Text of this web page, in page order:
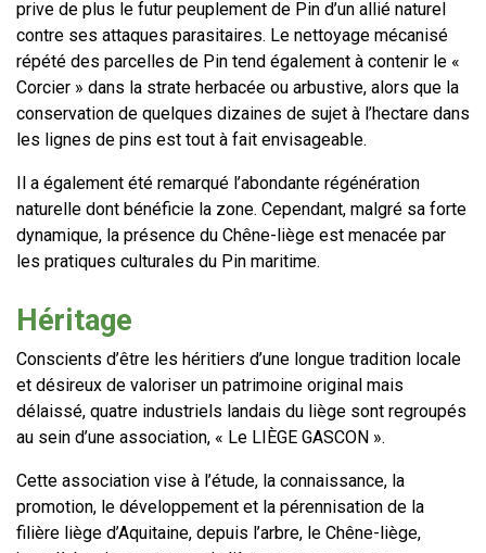
prive de plus le futur peuplement de Pin d’un allié naturel
contre ses attaques parasitaires. Le nettoyage mécanisé
répété des parcelles de Pin tend également à contenir le «
Corcier » dans la strate herbacée ou arbustive, alors que la
conservation de quelques dizaines de sujet à l’hectare dans
les lignes de pins est tout à fait envisageable.
Il a également été remarqué l’abondante régénération
naturelle dont bénéficie la zone. Cependant, malgré sa forte
dynamique, la présence du Chêne-liège est menacée par
les pratiques culturales du Pin maritime.
Héritage
Conscients d’être les héritiers d’une longue tradition locale
et désireux de valoriser un patrimoine original mais
délaissé, quatre industriels landais du liège sont regroupés
au sein d’une association, « Le LIÈGE GASCON ».
Cette association vise à l’étude, la connaissance, la
promotion, le développement et la pérennisation de la
filière liège d’Aquitaine, depuis l’arbre, le Chêne-liège,